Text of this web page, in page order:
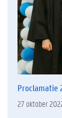
Proclamatie
27 oktober